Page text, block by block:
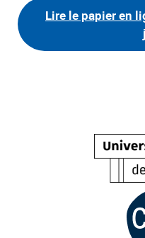
Lire le papier en